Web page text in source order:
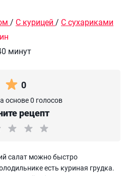
/ С курицей / С сухариками
минут
0
основе 0 голосов
рецепт
салат можно быстро
есть куриная грудка.